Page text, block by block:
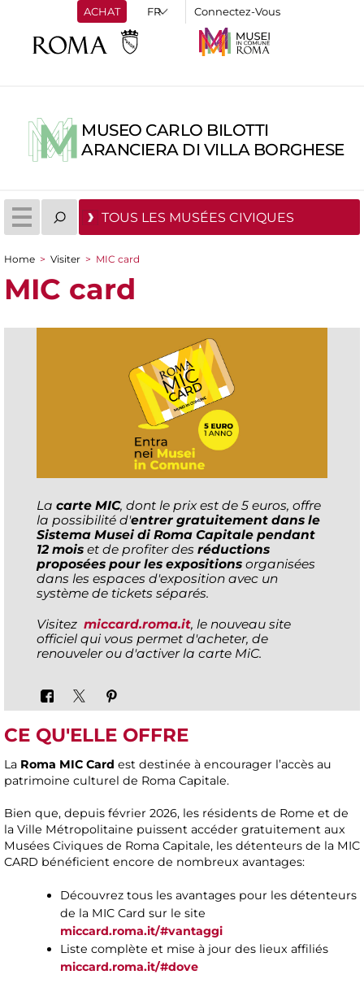
ACHAT Connectez-Vous
MUSEO CARLO BILOTTI
ARANCIERA DI VILLA BORGHESE
TOUS LES MUSÉES CIVIQUES
You are here
Home > Visiter > MIC card
MIC card
La carte MIC, dont le prix est de 5 euros, offre
la possibilité d'entrer gratuitement dans le
Sistema Musei di Roma Capitale pendant
12 mois et de profiter des réductions
proposées pour les expositions organisées
dans les espaces d'exposition avec un
système de tickets séparés.
Visitez miccard.roma.it, le nouveau site
officiel qui vous permet d'acheter, de
renouveler ou d'activer la carte MiC.
CE QU'ELLE OFFRE
La Roma MIC Card est destinée à encourager l’accès au
patrimoine culturel de Roma Capitale.
Bien que, depuis février 2026, les résidents de Rome et de
la Ville Métropolitaine puissent accéder gratuitement aux
Musées Civiques de Roma Capitale, les détenteurs de la MIC
CARD bénéficient encore de nombreux avantages:
Découvrez tous les avantages pour les détenteurs
de la MIC Card sur le site
miccard.roma.it/#vantaggi
Liste complète et mise à jour des lieux affiliés
miccard.roma.it/#dove